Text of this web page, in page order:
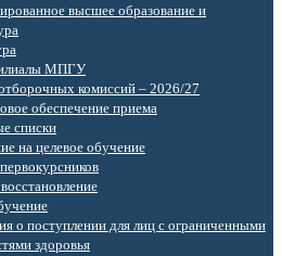
высшее образование и
МПГУ
комиссий – 2026/27
обеспечение приема
списки
на целевое обучение
о поступлении для лиц с ограниченными
здоровья